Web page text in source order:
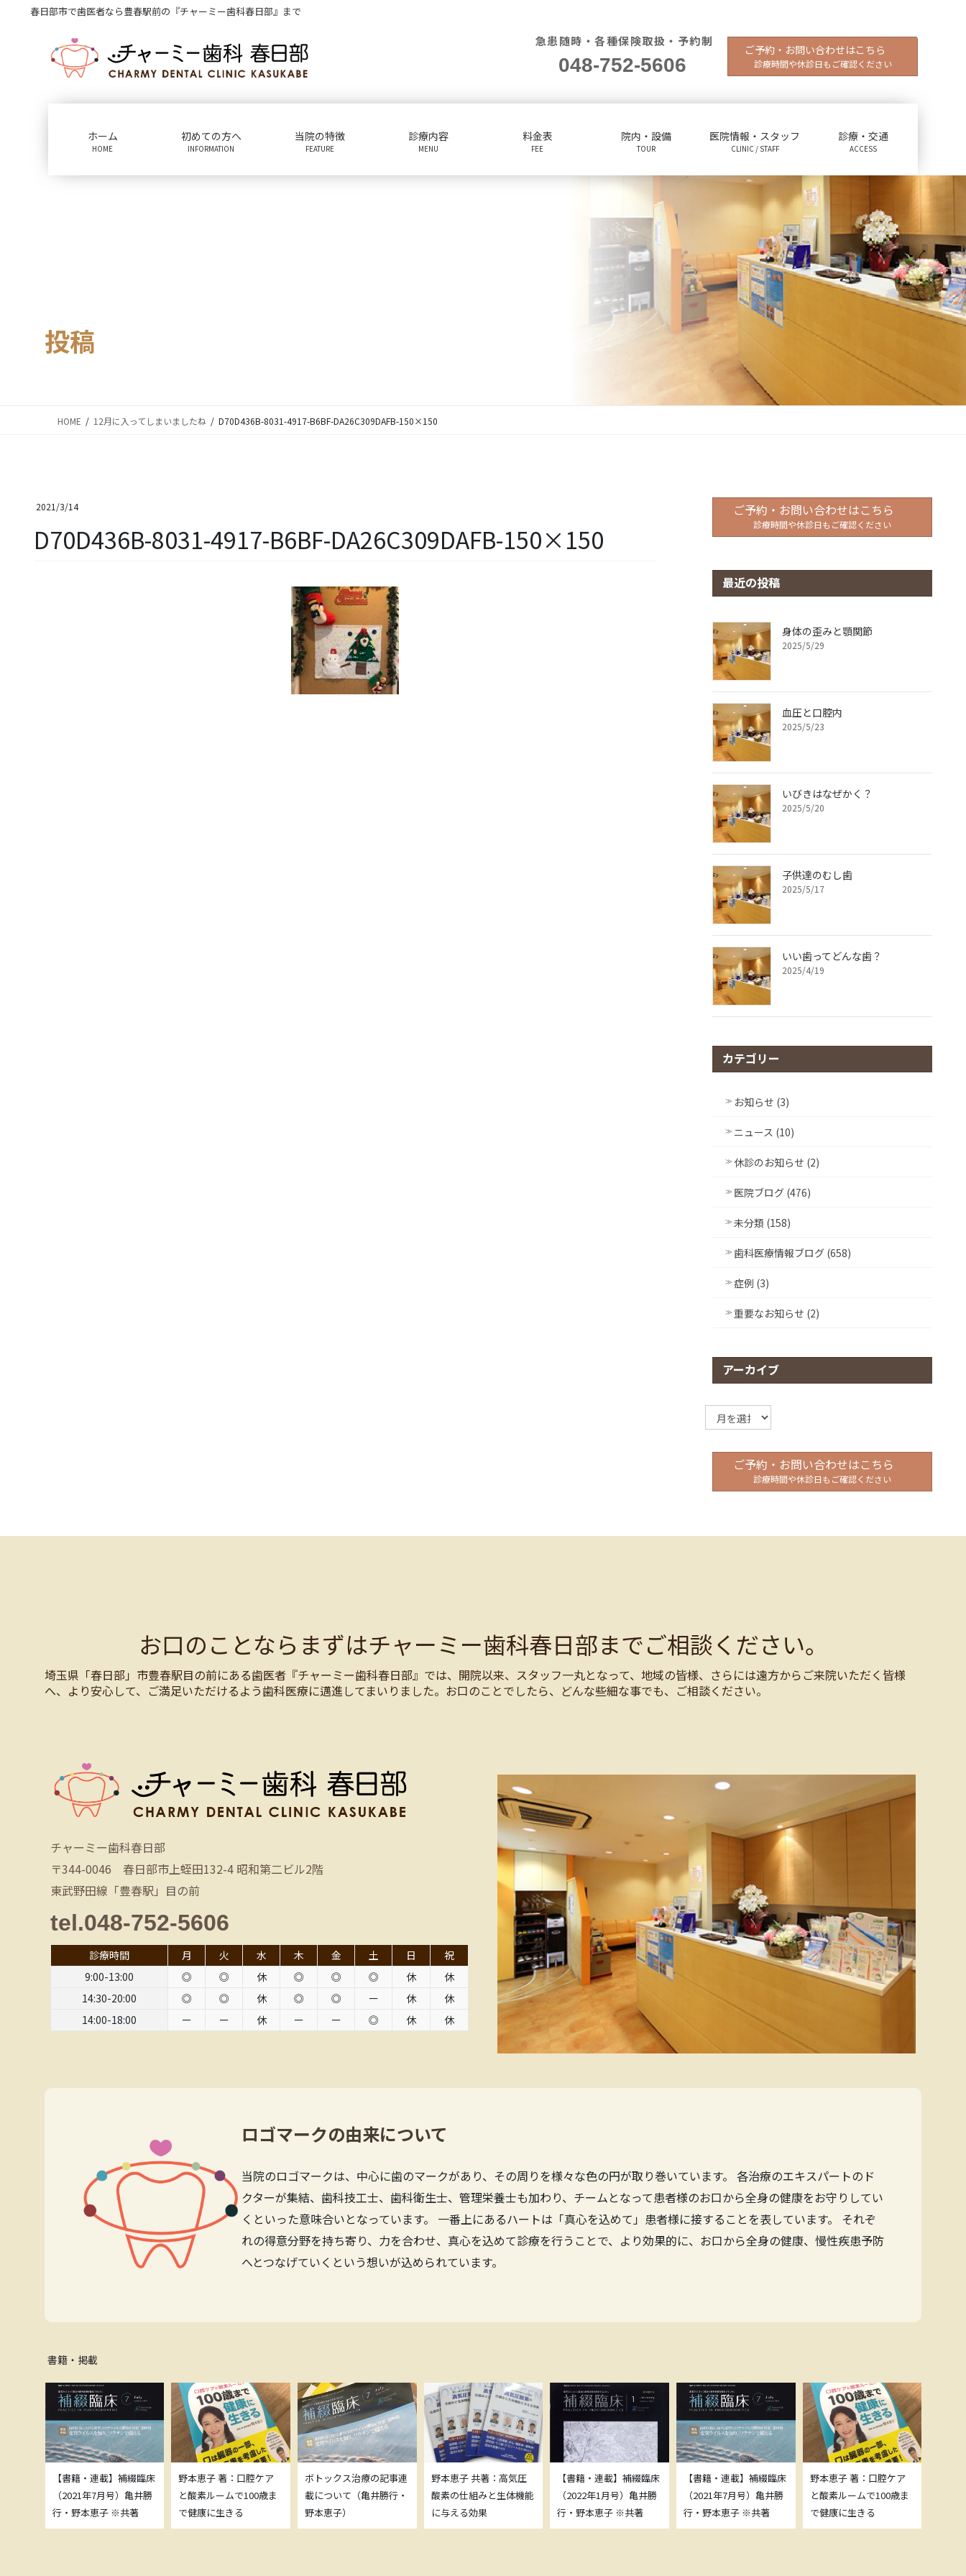
春日部市で歯医者なら豊春駅前の『チャーミー歯科春日部』まで
急患随時・各種保険取扱・予約制
048-752-5606
ご予約・お問い合わせはこちら
診療時間や休診日もご確認ください
ホーム
HOME
初めての方へ
INFORMATION
当院の特徴
FEATURE
診療内容
MENU
料金表
FEE
院内・設備
TOUR
医院情報・スタッフ
CLINIC / STAFF
診療・交通
ACCESS
投稿
HOME 12月に入ってしまいましたね D70D436B-8031-4917-B6BF-DA26C309DAFB-150×150
2021/3/14
D70D436B-8031-4917-B6BF-DA26C309DAFB-150×150
ご予約・お問い合わせはこちら
診療時間や休診日もご確認ください
最近の投稿
身体の歪みと顎関節
2025/5/29
血圧と口腔内
2025/5/23
いびきはなぜかく？
2025/5/20
子供達のむし歯
2025/5/17
いい歯ってどんな歯？
2025/4/19
カテゴリー
お知らせ (3)
ニュース (10)
休診のお知らせ (2)
医院ブログ (476)
未分類 (158)
歯科医療情報ブログ (658)
症例 (3)
重要なお知らせ (2)
アーカイブ
ア
ー
イ
ご予約・お問い合わせはこちら
診療時間や休診日もご確認ください
お口のことならまずはチャーミー歯科春日部までご相談ください。
埼玉県「春日部」市豊春駅目の前にある歯医者『チャーミー歯科春日部』では、開院以来、スタッフ一丸となって、地域の皆様、さらには遠方からご来院いただく皆様
へ、より安心して、ご満足いただけるよう歯科医療に邁進してまいりました。お口のことでしたら、どんな些細な事でも、ご相談ください。
チャーミー歯科春日部
〒344-0046 春日部市上蛭田132-4 昭和第二ビル2階
東武野田線「豊春駅」目の前
tel.048-752-5606
診療時間 月 火 水 木 金 土 日
祝
9:00-13:00
◎ ◎ 休 ◎ ◎ ◎ 休
休
14:30-20:00
◎ ◎ 休 ◎ ◎ ー 休
休
14:00-18:00
ー ー 休 ー ー ◎ 休 休
ロゴマークの由来について
当院のロゴマークは、中心に歯のマークがあり、その周りを様々な色の円が取り巻いています。 各治療のエキスパートのド
クターが集結、歯科技工士、歯科衛生士、管理栄養士も加わり、チームとなって患者様のお口から全身の健康をお守りしてい
くといった意味合いとなっています。 一番上にあるハートは「真心を込めて」患者様に接することを表しています。 それぞ
れの得意分野を持ち寄り、力を合わせ、真心を込めて診療を行うことで、より効果的に、お口から全身の健康、慢性疾患予防
へとつなげていくという想いが込められています。
書籍・掲載
【書籍・連載】補綴臨床
（2021年7月号）亀井勝
行・野本恵子 ※共著
野本恵子 著：口腔ケア
と酸素ルームで100歳ま
で健康に生きる
ボトックス治療の記事連
載について（亀井勝行・
野本恵子）
野本恵子 共著：高気圧
酸素の仕組みと生体機能
に与える効果
【書籍・連載】補綴臨床
（2022年1月号）亀井勝
行・野本恵子 ※共著
【書籍・連載】補綴臨床
（2021年7月号）亀井勝
行・野本恵子 ※共著
野本恵子 著：口腔ケア
と酸素ルームで100歳ま
で健康に生きる